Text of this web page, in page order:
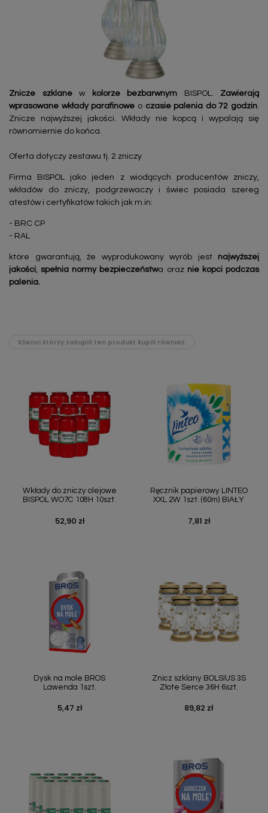
Znicze szklanew kolorze bezbarwnym BISPOL. Zawierają
wprasowane wkłady parafinowe o czasie palenia do 72 godzin.
Znicze najwyższej jakości. Wkłady nie kopcą i wypalają się
równomiernie do końca.
Oferta dotyczy zestawu tj. 2 zniczy
Firma BISPOL jako jeden z wiodących producentów zniczy,
wkładów do zniczy, podgrzewaczy i świec posiada szereg
atestów i certyfikatów takich jak m.in:
- BRC CP
- RAL
które gwarantują, że wyprodukowany wyrób jest najwyższej
jakości,spełnia normy bezpieczeństwa oraz nie kopci podczas
palenia.
Klienci którzy zakupili ten produkt kupili również:
Wkłady do zniczy olejowe
BISPOL WO7C 108H 10szt.
Cena
52,90 zł
Ręcznik papierowy LINTEO
XXL 2W 1szt. (60m) BIAŁY
Cena
7,81 zł
Dysk na mole BROS
Lawenda 1szt.
Cena
5,47 zł
Znicz szklany BOLSIUS 3S
Złote Serce 36H 6szt.
Cena
89,82 zł